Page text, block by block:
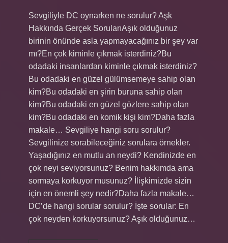
Sevgiliyle DC oynarken ne sorulur? Aşk
Hakkında Gerçek SorularıAşık olduğunuz
birinin önünde asla yapmayacağınız bir şey var
mı?En çok kiminle çıkmak isterdiniz?Bu
odadaki insanlardan kiminle çıkmak isterdiniz?
Bu odadaki en güzel gülümsemeye sahip olan
kim?Bu odadaki en şirin buruna sahip olan
kim?Bu odadaki en güzel gözlere sahip olan
kim?Bu odadaki en komik kişi kim?Daha fazla
makale… Sevgiliye hangi soru sorulur?
Sevgilinize sorabileceğiniz sorulara örnekler.
Yaşadığınız en mutlu an neydi? Kendinizde en
çok neyi seviyorsunuz? Benim hakkımda ama
sormaya korkuyor musunuz? İlişkimizde sizin
için en önemli şey nedir?Daha fazla makale…
DC’de hangi sorular sorulur? İşte sorular: En
çok neyden korkuyorsunuz? Aşık olduğunuz…